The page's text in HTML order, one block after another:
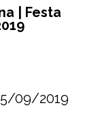
| Festa
09/2019